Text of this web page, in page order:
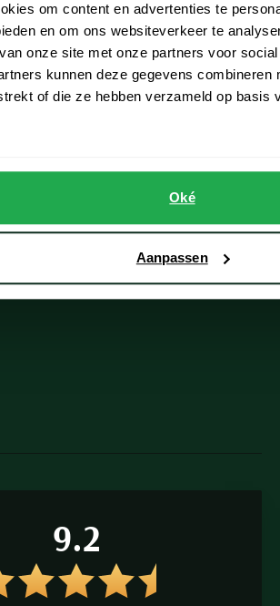
om content en advertenties te
en om ons websiteverkeer te
onze site met onze partners voor
kunnen deze gegevens combineren
of die ze hebben verzameld op basis
Oké
Aanpassen
9.2